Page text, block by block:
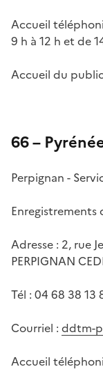
Accueil
9 h à 12 h et de
Accueil du
66 –
Perpignan -
Enregistrements
Adresse : 2, rue
PERPIGNAN
Tél : 04 68 38 13
Courriel : ddtm-
Accueil